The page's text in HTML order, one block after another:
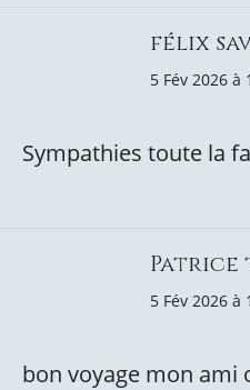
félix
5 Fév 2026 à
Sympathies toute la
Patrice
5 Fév 2026 à
bon voyage mon ami